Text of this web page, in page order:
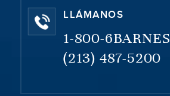
LLÁMANOS
1-800-6BARNES
(213) 487-5200